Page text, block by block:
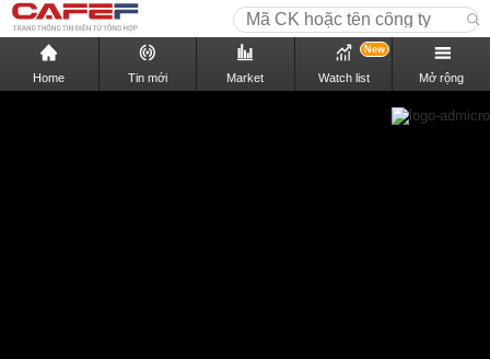
Home Tin mới Market Watch list
New
Mở rộng